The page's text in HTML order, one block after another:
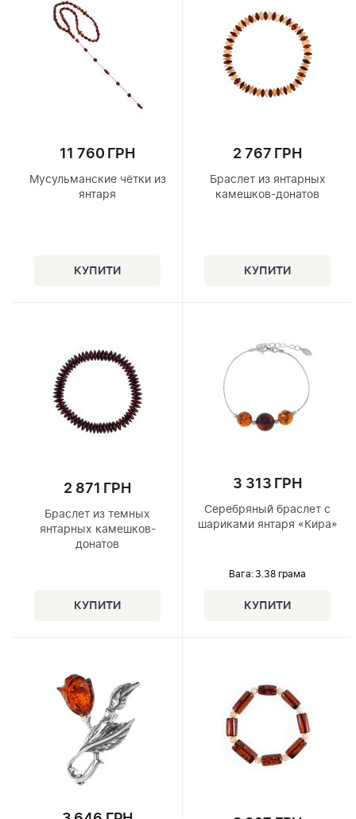
11 760 ГРН
Мусульманские чётки из
янтаря
2 767 ГРН
Браслет из янтарных
камешков-донатов
2 871 ГРН
Браслет из темных
янтарных камешков-
донатов
3 313 ГРН
Серебряный браслет с
шариками янтаря «Кира»
Вага: 3.38 грама